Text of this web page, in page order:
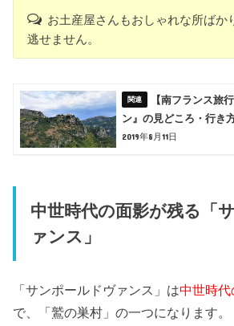
お土産屋さんもおしゃれな所ばか
逃せません。
【南フランス旅
ン』の見どころ・行き
2019年8月11日
中世時代の面影が残る「
ァンス」
「サンポールドヴァンス」は中世時代
で、「鷲の巣村」の一つになります。